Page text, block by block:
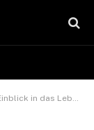
Leben des Rennfahrers